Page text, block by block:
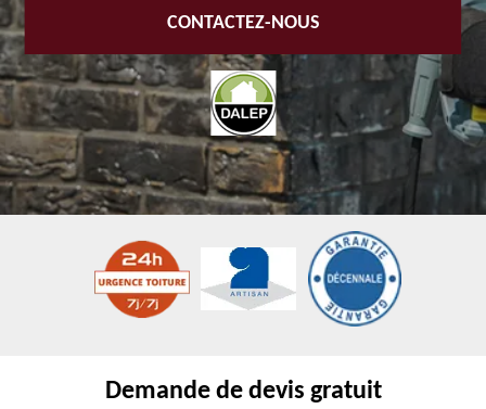
CONTACTEZ-NOUS
Demande de devis gratuit